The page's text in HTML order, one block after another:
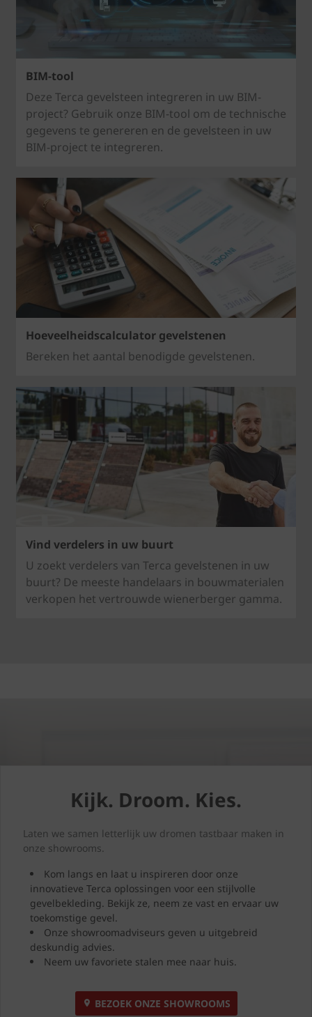
BIM-tool
Deze Terca gevelsteen integreren in uw BIM-
project? Gebruik onze BIM-tool om de technische
gegevens te genereren en de gevelsteen in uw
BIM-project te integreren.
Hoeveelheidscalculator gevelstenen
Bereken het aantal benodigde gevelstenen.
Vind verdelers in uw buurt
U zoekt verdelers van Terca gevelstenen in uw
buurt? De meeste handelaars in bouwmaterialen
verkopen het vertrouwde wienerberger gamma.
Kijk. Droom. Kies.
Laten we samen letterlijk uw dromen tastbaar maken in
onze showrooms.
Kom langs en laat u inspireren door onze
innovatieve Terca oplossingen voor een stijlvolle
gevelbekleding. Bekijk ze, neem ze vast en ervaar uw
toekomstige gevel.
Onze showroomadviseurs geven u uitgebreid
deskundig advies.
Neem uw favoriete stalen mee naar huis.
BEZOEK ONZE SHOWROOMS